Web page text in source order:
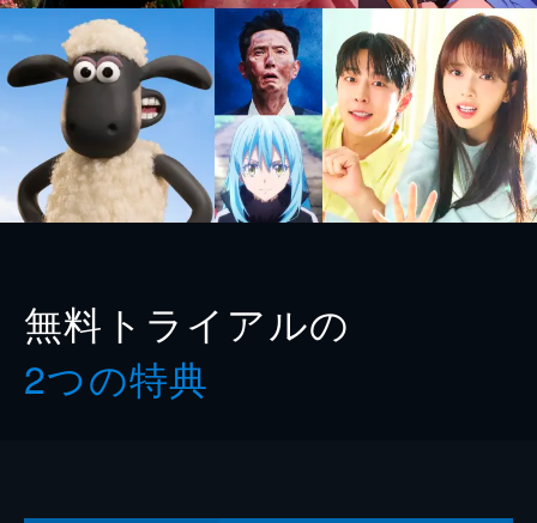
無料トライアルの
2つの特典